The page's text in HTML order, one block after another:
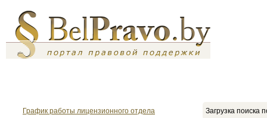
График работы лицензионного отдела
Загрузка поиска